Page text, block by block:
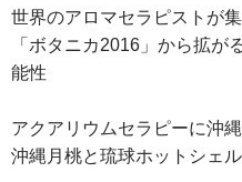
世界のアロマセラピストが
「ボタニカ2016」から拡が
能性
アクアリウムセラピーに沖
沖縄月桃と琉球ホットシェ